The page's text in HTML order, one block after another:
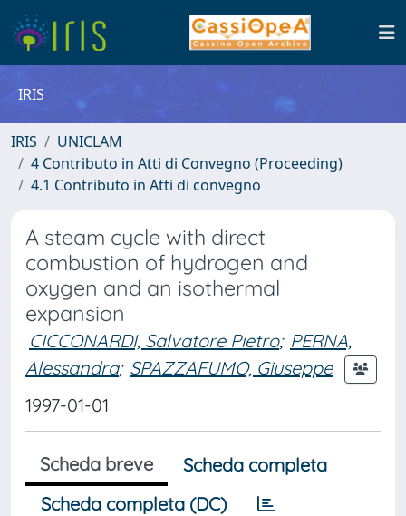
IRIS
IRIS
UNICLAM
4 Contributo in Atti di Convegno (Proceeding)
4.1 Contributo in Atti di convegno
A steam cycle with direct
combustion of hydrogen and
oxygen and an isothermal
expansion
CICCONARDI, Salvatore Pietro; PERNA,
Alessandra; SPAZZAFUMO, Giuseppe
1997-01-01
Scheda breve
Scheda completa
Scheda completa (DC)